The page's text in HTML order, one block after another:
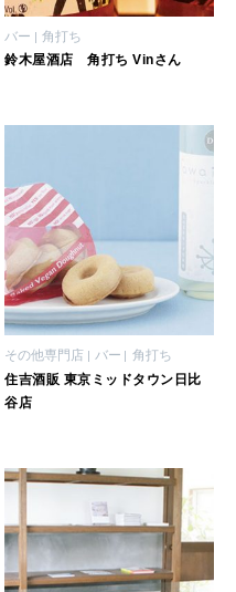
たし
Holoscope
トメッセージ
月のあなた
しく
る
いろ
ること
バー 角打ち
鈴木屋酒店 角打ち Vinさん
その他専門店 バー 角打ち
住吉酒販 東京ミッドタウン日比
谷店